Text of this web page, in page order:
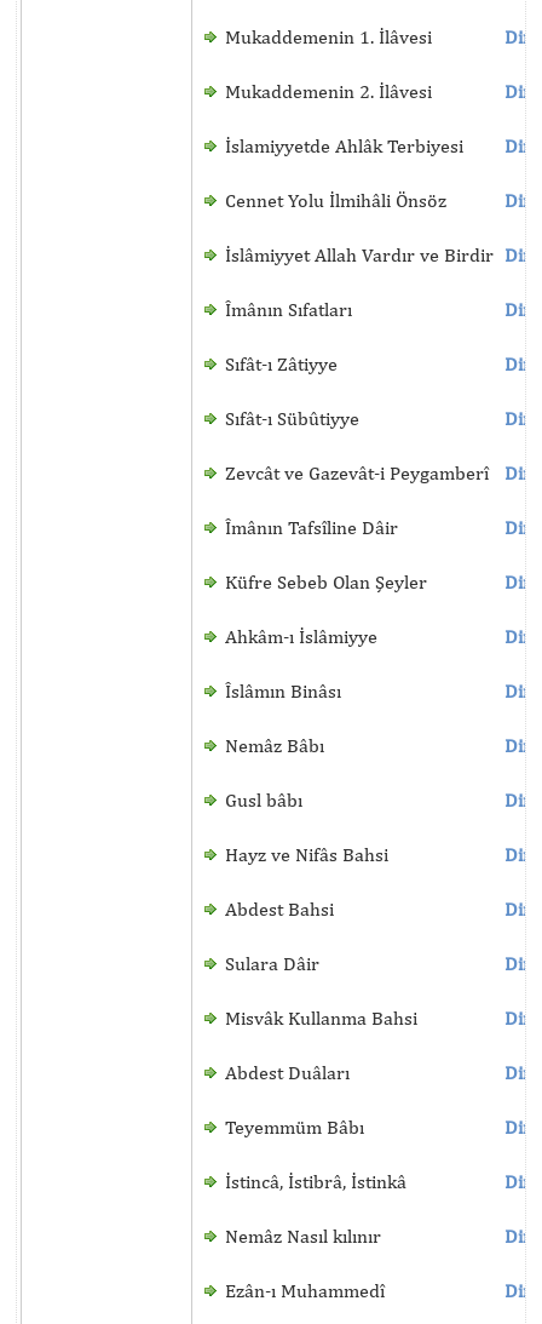
Mukaddemenin 1. İlâvesi
Mukaddemenin 2. İlâvesi
İslamiyyetde Ahlâk Terbiyesi
Cennet Yolu İlmihâli Önsöz
İslâmiyyet Allah Vardır ve Birdir
Îmânın Sıfatları
Sıfât-ı Zâtiyye
Sıfât-ı Sübûtiyye
Zevcât ve Gazevât-i Peygamberî
Îmânın Tafsîline Dâir
Küfre Sebeb Olan Şeyler
Ahkâm-ı İslâmiyye
Îslâmın Binâsı
Nemâz Bâbı
Gusl bâbı
Hayz ve Nifâs Bahsi
Abdest Bahsi
Sulara Dâir
Misvâk Kullanma Bahsi
Abdest Duâları
Teyemmüm Bâbı
İstincâ, İstibrâ, İstinkâ
Nemâz Nasıl kılınır
Ezân-ı Muhammedî